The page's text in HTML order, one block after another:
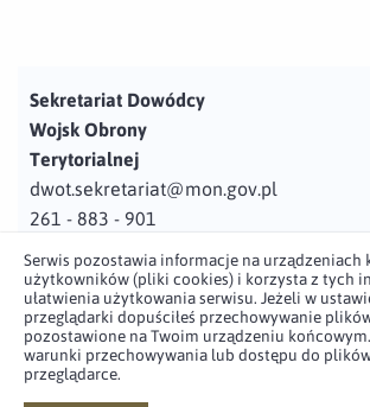
Sekretariat Dowódcy
Wojsk Obrony
Terytorialnej
dwot.sekretariat@mon.gov.pl
261 - 883 - 901
Adres
ul. Juzistek 2
05-131 Zegrze
Serwis pozostawia informacje na urządzeniach
użytkowników (pliki cookies) i korzysta z tych
ułatwienia użytkowania serwisu. Jeżeli w
przeglądarki dopuściłeś przechowywanie
pozostawione na Twoim urządzeniu
warunki przechowywania lub dostępu do
przeglądarce.